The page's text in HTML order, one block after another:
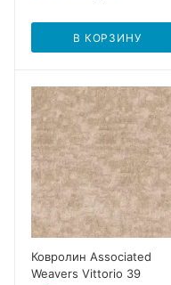
В КОРЗИНУ
Ковролин Associated
Weavers Vittorio 39